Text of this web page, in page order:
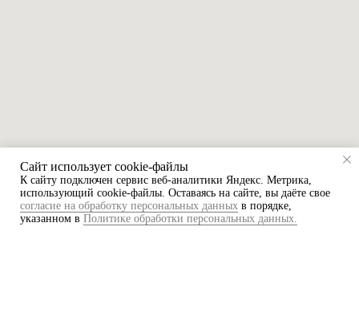
Сайт использует cookie-файлы
К cайту подключен сервис веб-аналитики Яндекс. Метрика,
использующий cookie-файлы. Оставаясь на сайте, вы даёте свое
согласие на обработку персональных данных в порядке,
указанном в Политике обработки персональных данных.